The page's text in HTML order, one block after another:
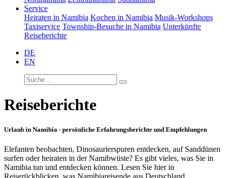
Service
Heiraten in Namibia Kochen in Namibia Musik-Workshops
Taxiservice Township-Besuche in Namibia Unterkünfte
Reiseberichte
DE
EN
Reiseberichte
Urlaub in Namibia - persönliche Erfahrungsberichte und Empfehlungen
Elefanten beobachten, Dinosaurierspuren entdecken, auf Sanddünen
surfen oder heiraten in der Namibwüste? Es gibt vieles, was Sie in
Namibia tun und entdecken können. Lesen Sie hier in
Reiserückblicken, was Namibiareisende aus Deutschland,